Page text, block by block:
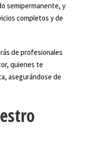
semipermanente, y
completos y de
de profesionales
quienes te
asegurándose de